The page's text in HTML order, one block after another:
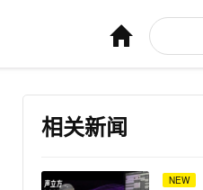
相关新闻
NEW